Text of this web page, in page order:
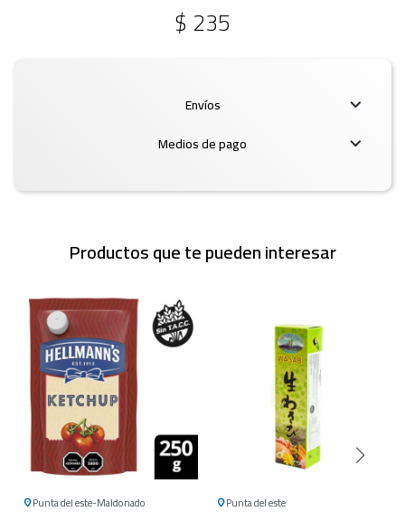
$ 235
Envíos
Medios de pago
Productos que te pueden interesar
Punta del este Maldonado Punta del este